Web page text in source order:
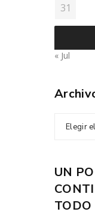
31
« Jul
Elegir
UN
TODO